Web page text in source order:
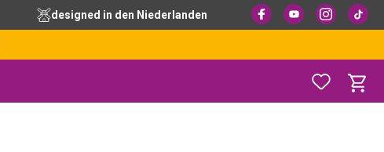
designed in den Niederlanden